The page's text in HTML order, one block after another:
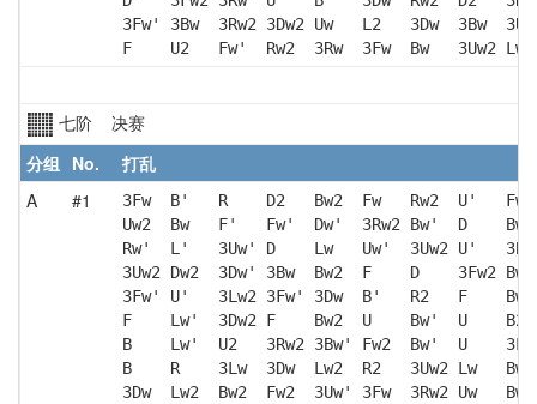
3Fw' 3Bw  3Rw2 3Dw2 Uw   L2   3Dw  3Bw
F    U2   Fw'  Rw2  3Rw  3Fw  Bw   3Uw2
七阶 决赛
分组 No.
打乱
A
#1
3Fw  B'   R    D2   Bw2  Fw   Rw2  U'   Fw
Uw2  Bw   F'   Fw'  Dw'  3Rw2 Bw'  D    Bw
Rw'  L'   3Uw' D    Lw   Uw'  3Uw2 U'
3Uw2 Dw2  3Dw' 3Bw  Bw2  F    D    3Fw2
3Fw' U'   3Lw2 3Fw' 3Dw  B'   R2   F
F    Lw'  3Dw2 F    Bw2  U    Bw'  U    B2
B    Lw'  U2   3Rw2 3Bw' Fw2  Bw'  U
B    R    3Lw  3Dw  Lw2  R2   3Uw2 Lw
3Dw  Lw2  Bw2  Fw2  3Uw' 3Fw  3Rw2 Uw